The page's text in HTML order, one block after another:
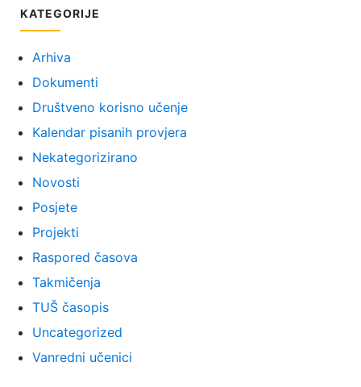
KATEGORIJE
Arhiva
Dokumenti
Društveno korisno učenje
Kalendar pisanih provjera
Nekategorizirano
Novosti
Posjete
Projekti
Raspored časova
Takmičenja
TUŠ časopis
Uncategorized
Vanredni učenici